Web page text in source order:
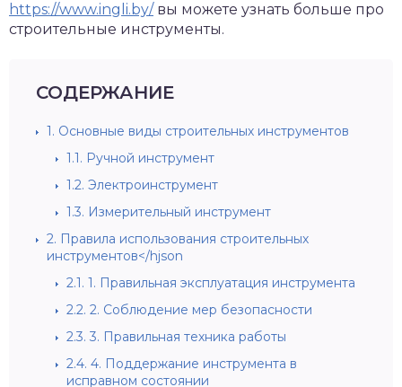
https://www.ingli.by/вы можете узнать больше про
строительные инструменты.
СОДЕРЖАНИЕ
1. Основные виды строительных инструментов
1.1. Ручной инструмент
1.2. Электроинструмент
1.3. Измерительный инструмент
2. Правила использования строительных
инструментов</hjson
2.1. 1. Правильная эксплуатация инструмента
2.2. 2. Соблюдение мер безопасности
2.3. 3. Правильная техника работы
2.4. 4. Поддержание инструмента в
исправном состоянии